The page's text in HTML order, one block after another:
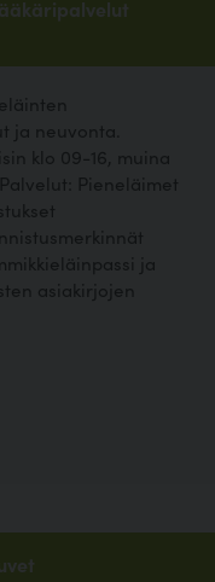
ja neuvonta.
klo 09-16, muina
Pieneläimet
ja
asiakirjojen